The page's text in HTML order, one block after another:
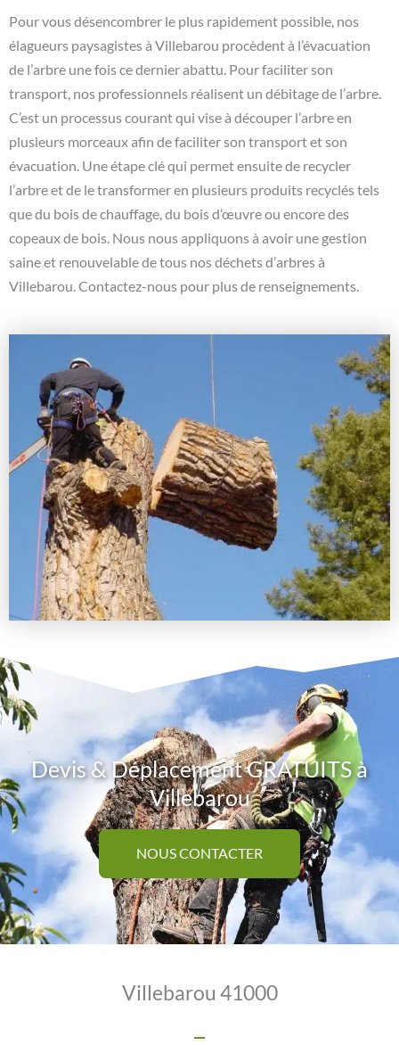
Pour vous désencombrer le plus rapidement possible, nos
élagueurs paysagistes à Villebarou procèdent à l’évacuation
de l’arbre une fois ce dernier abattu. Pour faciliter son
transport, nos professionnels réalisent un débitage de l’arbre.
C’est un processus courant qui vise à découper l’arbre en
plusieurs morceaux afin de faciliter son transport et son
évacuation. Une étape clé qui permet ensuite de recycler
l’arbre et de le transformer en plusieurs produits recyclés tels
que du bois de chauffage, du bois d’œuvre ou encore des
copeaux de bois. Nous nous appliquons à avoir une gestion
saine et renouvelable de tous nos déchets d’arbres à
Villebarou. Contactez-nous pour plus de renseignements.
Devis & Déplacement GRATUITS à
Villebarou
NOUS CONTACTER
Villebarou 41000